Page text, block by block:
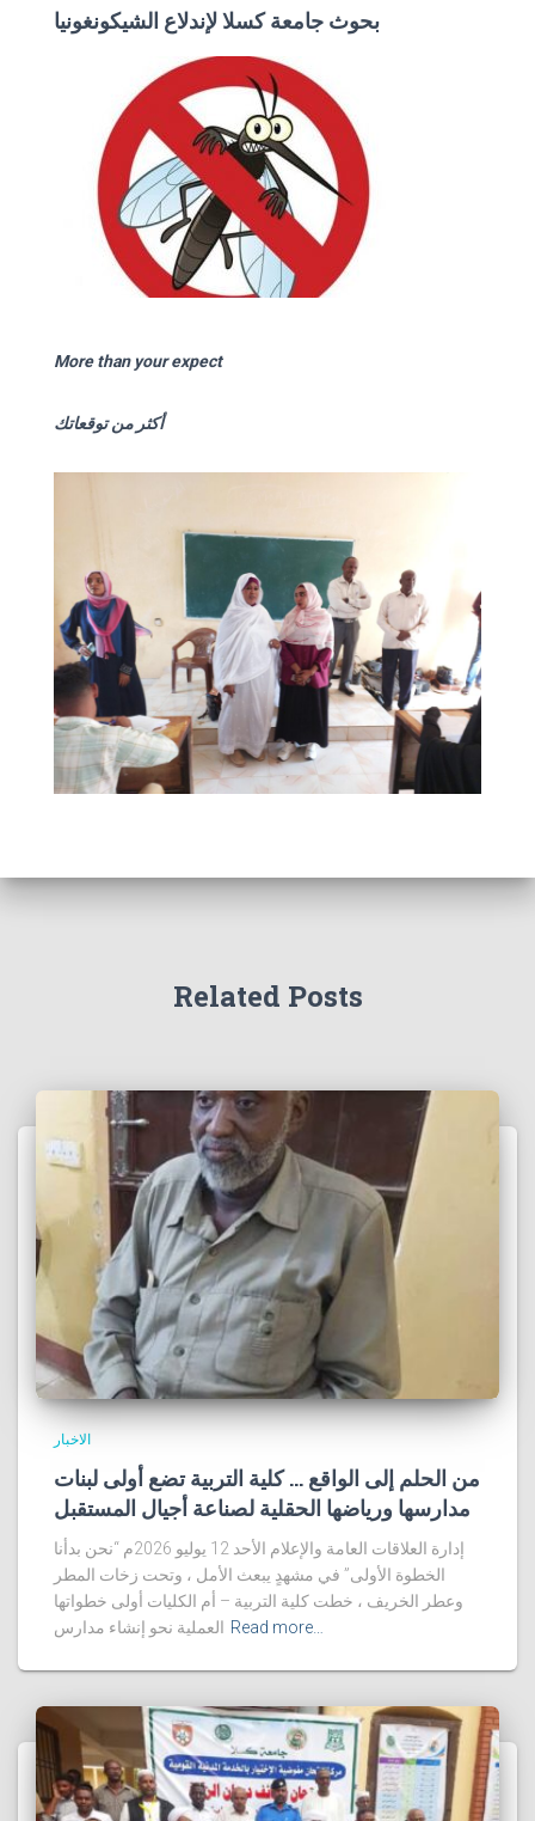
بحوث جامعة كسلا لإندلاع الشيكونغونيا
More than your expect
أكثر من توقعاتك
Related Posts
الاخبار
من الحلم إلى الواقع … كلية التربية تضع أولى لبنات
مدارسها ورياضها الحقلية لصناعة أجيال المستقبل
إدارة العلاقات العامة والإعلام الأحد 12 يوليو 2026م “نحن بدأنا
الخطوة الأولى” في مشهدٍ يبعث الأمل ، وتحت زخات المطر
وعطر الخريف ، خطت كلية التربية – أم الكليات أولى خطواتها
العملية نحو إنشاء مدارس Read more…